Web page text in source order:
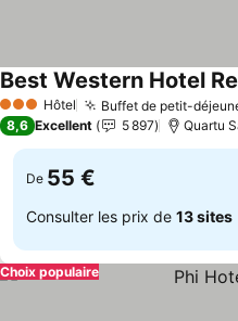
3 ÉtoilesHôtel Buffet de petit-
Best Western Hotel
8,6 Excellent 5 897 Quartu
De 55 €
Consulter les prix de 13 sites
Choix populaire